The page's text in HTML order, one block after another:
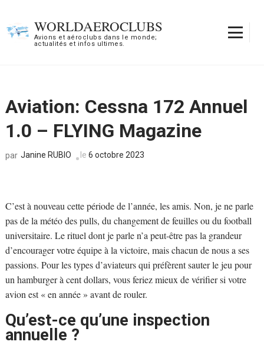
contenu
WORLDAEROCLUBS
Avions et aéroclubs dans le monde;
actualités et infos ultimes.
Aviation: Cessna 172 Annuel
1.0 – FLYING Magazine
par Janine RUBIO le 6 octobre 2023
C’est à nouveau cette période de l’année, les amis. Non, je ne parle
pas de la météo des pulls, du changement de feuilles ou du football
universitaire. Le rituel dont je parle n’a peut-être pas la grandeur
d’encourager votre équipe à la victoire, mais chacun de nous a ses
passions. Pour les types d’aviateurs qui préfèrent sauter le jeu pour
un hamburger à cent dollars, vous feriez mieux de vérifier si votre
avion est « en année » avant de rouler.
Qu’est-ce qu’une inspection
annuelle ?